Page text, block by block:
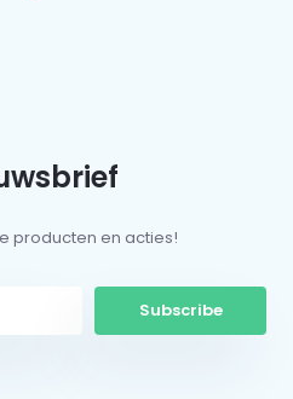
producten en acties!
Subscribe